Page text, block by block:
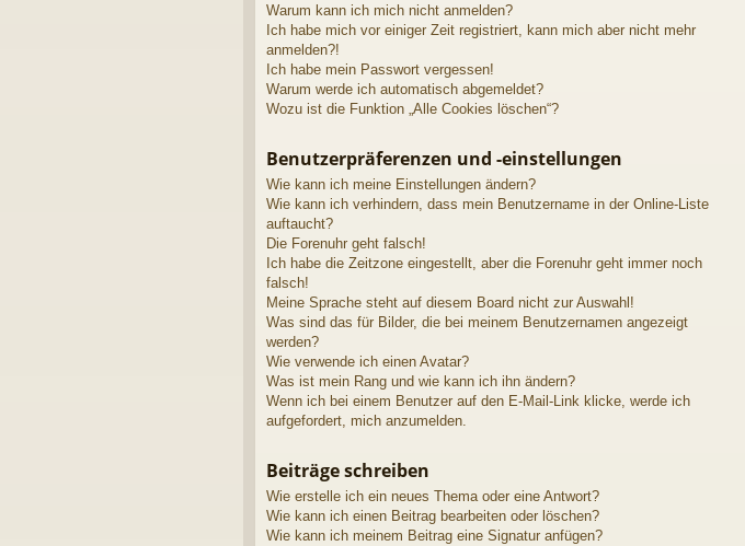
Warum kann ich mich nicht anmelden?
Ich habe mich vor einiger Zeit registriert, kann mich aber nicht mehr
anmelden?!
Ich habe mein Passwort vergessen!
Warum werde ich automatisch abgemeldet?
Wozu ist die Funktion „Alle Cookies löschen“?
Benutzerpräferenzen und -einstellungen
Wie kann ich meine Einstellungen ändern?
Wie kann ich verhindern, dass mein Benutzername in der Online-Liste
auftaucht?
Die Forenuhr geht falsch!
Ich habe die Zeitzone eingestellt, aber die Forenuhr geht immer noch
falsch!
Meine Sprache steht auf diesem Board nicht zur Auswahl!
Was sind das für Bilder, die bei meinem Benutzernamen angezeigt
werden?
Wie verwende ich einen Avatar?
Was ist mein Rang und wie kann ich ihn ändern?
Wenn ich bei einem Benutzer auf den E-Mail-Link klicke, werde ich
aufgefordert, mich anzumelden.
Beiträge schreiben
Wie erstelle ich ein neues Thema oder eine Antwort?
Wie kann ich einen Beitrag bearbeiten oder löschen?
Wie kann ich meinem Beitrag eine Signatur anfügen?